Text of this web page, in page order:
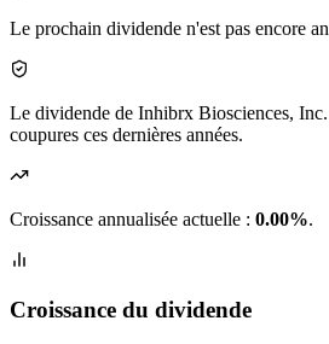
Le prochain dividende n'est pas encore
Le dividende de Inhibrx Biosciences,
coupures ces dernières années.
Croissance annualisée actuelle : 0.00%.
Croissance du dividende